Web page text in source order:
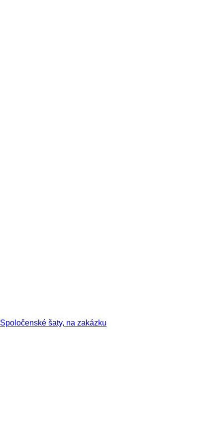
Spoločenské šaty, na zakázku